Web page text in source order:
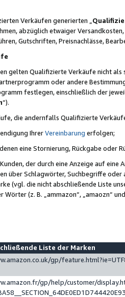
Verkäufen generierten „
abzüglich etwaiger
Gutschriften, Preisnachlässe,
gelten Qualifizierte Verkäufe nicht
oder andere
festlegen, einschließlich der
“).
die andernfalls Qualifizierte
IhrerVereinbarung erfolgen;
eine Stornierung, Rückgabe oder
der durch eine Anzeige auf
über Schlagwörter, Suchbegriffe
(vgl. die nicht abschließende Liste
(z. B. „ammazon“, „amaozn“
Liste der Marken
gp/
gp/help/customer/